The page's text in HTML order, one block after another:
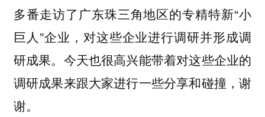
多番走访了广东珠三角地区的专精特新“小
巨人”企业，对这些企业进行调研并形成调
研成果。今天也很高兴能带着对这些企业的
调研成果来跟大家进行一些分享和碰撞，谢
谢。